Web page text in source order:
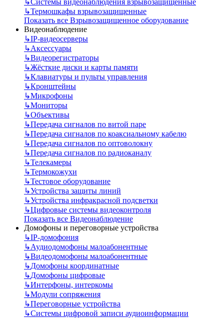
↳Системы видеонаблюдения взрывозащищенные
↳Термошкафы взрывозащищенные
Показать все Взрывозащищенное оборудование
Видеонаблюдение
↳IP-видеосерверы
↳Аксессуары
↳Видеорегистраторы
↳Жёсткие диски и карты памяти
↳Клавиатуры и пульты управления
↳Кронштейны
↳Микрофоны
↳Мониторы
↳Объективы
↳Передача сигналов по витой паре
↳Передача сигналов по коаксиальному кабелю
↳Передача сигналов по оптоволокну
↳Передача сигналов по радиоканалу
↳Телекамеры
↳Термокожухи
↳Тестовое оборудование
↳Устройства защиты линий
↳Устройства инфракрасной подсветки
↳Цифровые системы видеоконтроля
Показать все Видеонаблюдение
Домофоны и переговорные устройства
↳IP-домофония
↳Аудиодомофоны малоабонентные
↳Видеодомофоны малоабонентные
↳Домофоны координатные
↳Домофоны цифровые
↳Интерфоны, интеркомы
↳Модули сопряжения
↳Переговорные устройства
↳Системы цифровой записи аудиоинформации